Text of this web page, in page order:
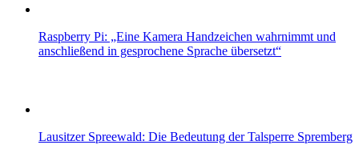
Raspberry Pi: „Eine Kamera Handzeichen wahrnimmt und
anschließend in gesprochene Sprache übersetzt“
Lausitzer Spreewald: Die Bedeutung der Talsperre Spremberg